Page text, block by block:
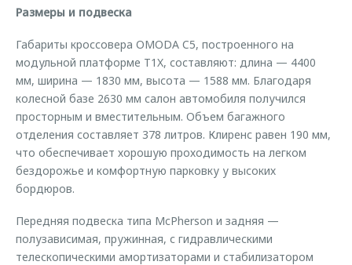
Размеры и подвеска
Габариты кроссовера OMODA C5, построенного на
модульной платформе T1X, составляют: длина — 4400
мм, ширина — 1830 мм, высота — 1588 мм. Благодаря
колесной базе 2630 мм салон автомобиля получился
просторным и вместительным. Объем багажного
отделения составляет 378 литров. Клиренс равен 190 мм,
что обеспечивает хорошую проходимость на легком
бездорожье и комфортную парковку у высоких
бордюров.
Передняя подвеска типа McPherson и задняя —
полузависимая, пружинная, с гидравлическими
телескопическими амортизаторами и стабилизатором